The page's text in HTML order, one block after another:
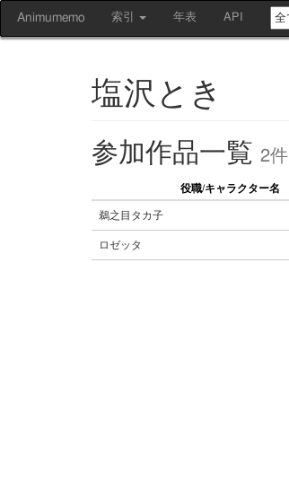
Animumemo 索引 年表 API
塩沢とき
参加作品一覧 2件
役職/キャラクター名
鵜之目タカ子
ロゼッタ